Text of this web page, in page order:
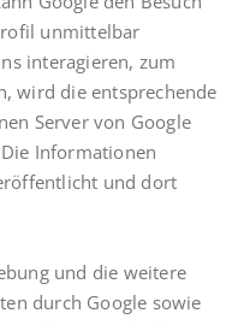
unmittelbar
interagieren, zum
wird die entsprechende
Server von Google
Informationen
und dort
und die weitere
durch Google sowie